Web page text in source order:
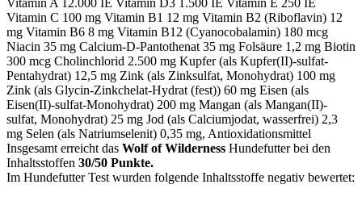
Vitamin A 12.000 IE Vitamin D3 1.500 IE Vitamin E 250 IE
Vitamin C 100 mg Vitamin B1 12 mg Vitamin B2 (Riboflavin) 12
mg Vitamin B6 8 mg Vitamin B12 (Cyanocobalamin) 180 mcg
Niacin 35 mg Calcium-D-Pantothenat 35 mg Folsäure 1,2 mg Biotin
300 mcg Cholinchlorid 2.500 mg Kupfer (als Kupfer(II)-sulfat-
Pentahydrat) 12,5 mg Zink (als Zinksulfat, Monohydrat) 100 mg
Zink (als Glycin-Zinkchelat-Hydrat (fest)) 60 mg Eisen (als
Eisen(II)-sulfat-Monohydrat) 200 mg Mangan (als Mangan(II)-
sulfat, Monohydrat) 25 mg Jod (als Calciumjodat, wasserfrei) 2,3
mg Selen (als Natriumselenit) 0,35 mg, Antioxidationsmittel
Insgesamt erreicht das Wolf of Wilderness Hundefutter bei den
Inhaltsstoffen 30/50 Punkte.
Im Hundefutter Test wurden folgende Inhaltsstoffe negativ bewertet: